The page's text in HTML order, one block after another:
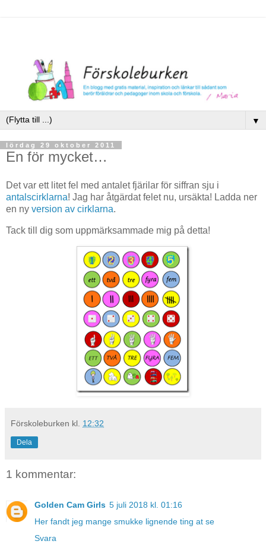
▼
lördag 29 oktober 2011
En för mycket…
Det var ett litet fel med antalet fjärilar för siffran sju i
antalscirklarna! Jag har åtgärdat felet nu, ursäkta! Ladda ner
en ny version av cirklarna.
Tack till dig som uppmärksammade mig på detta!
Förskoleburken kl. 12:32
Dela
1 kommentar:
Golden Cam Girls 5 juli 2018 kl. 01:16
Her fandt jeg mange smukke lignende ting at se
Svara